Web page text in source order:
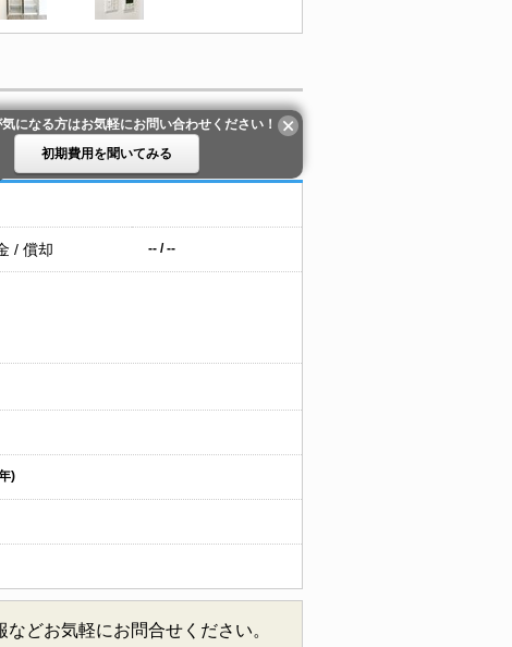
になる方はお気軽にお問い合わせください！
初期費用を聞いてみる
/ 償却 -- / --
)
どお気軽にお問合せください。